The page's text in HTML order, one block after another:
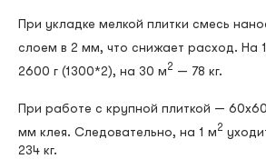
При укладке мелкой плитки смесь
слоем в 2 мм, что снижает расход. На
2600 г (1300*2), на 30 м2 — 78 кг.
При работе с крупной плиткой —
мм клея. Следовательно, на 1 м2
234 кг.